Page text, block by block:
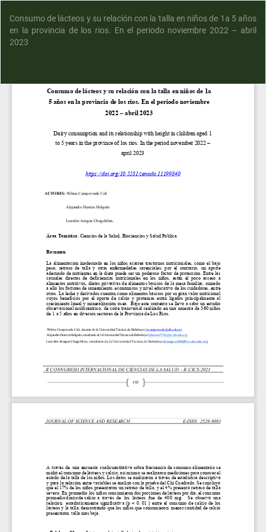
Consumo de lácteos y su relación con la talla en niños de 1a 5 años
en la provincia de los rios. En el periodo noviembre 2022 – abril
2023